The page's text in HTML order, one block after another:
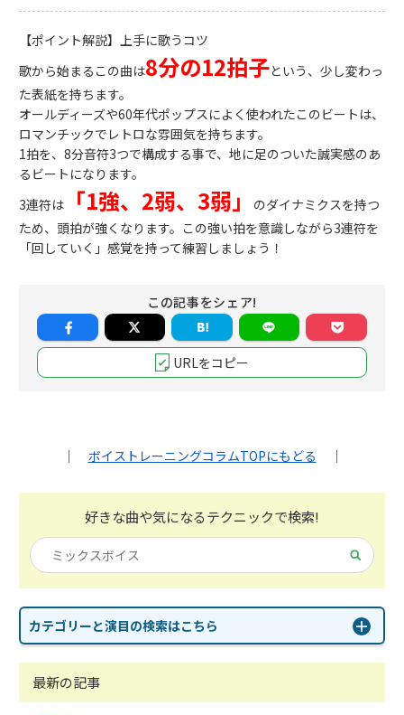
【ポイント解説】上手に歌うコツ
歌から始まるこの曲は8分の12拍子という、少し変わっ
た表紙を持ちます。
オールディーズや60年代ポップスによく使われたこのビートは、
ロマンチックでレトロな雰囲気を持ちます。
1拍を、8分音符3つで構成する事で、地に足のついた誠実感のあ
るビートになります。
3連符は
「1強、2弱、3弱」
のダイナミクスを持つ
ため、頭拍が強くなります。この強い拍を意識しながら3連符を
「回していく」感覚を持って練習しましょう！
この記事をシェア!
URLをコピー
｜ ボイストレーニングコラムTOPにもどる ｜
最新の記事
好きな曲や気になるテクニックで検索!
カテゴリーと演目の検索はこちら